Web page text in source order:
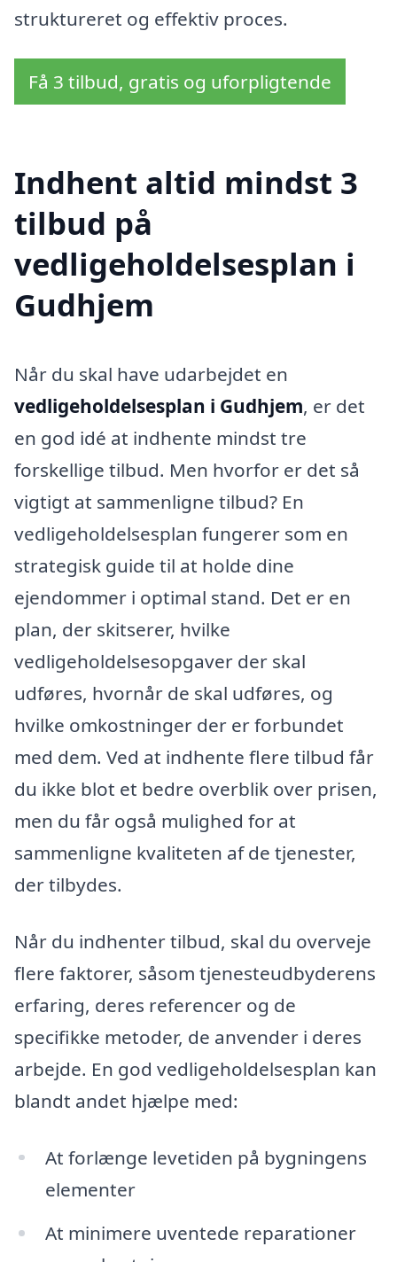
struktureret og effektiv proces.
Få 3 tilbud, gratis og uforpligtende
Indhent altid mindst 3
tilbud på
vedligeholdelsesplan i
Gudhjem
Når du skal have udarbejdet en
vedligeholdelsesplan i Gudhjem, er det
en god idé at indhente mindst tre
forskellige tilbud. Men hvorfor er det så
vigtigt at sammenligne tilbud? En
vedligeholdelsesplan fungerer som en
strategisk guide til at holde dine
ejendommer i optimal stand. Det er en
plan, der skitserer, hvilke
vedligeholdelsesopgaver der skal
udføres, hvornår de skal udføres, og
hvilke omkostninger der er forbundet
med dem. Ved at indhente flere tilbud får
du ikke blot et bedre overblik over prisen,
men du får også mulighed for at
sammenligne kvaliteten af de tjenester,
der tilbydes.
Når du indhenter tilbud, skal du overveje
flere faktorer, såsom tjenesteudbyderens
erfaring, deres referencer og de
specifikke metoder, de anvender i deres
arbejde. En god vedligeholdelsesplan kan
blandt andet hjælpe med:
At forlænge levetiden på bygningens
elementer
At minimere uventede reparationer